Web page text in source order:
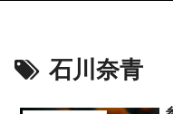
石川奈青